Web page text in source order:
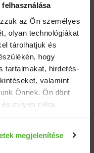
az Ön személyes
olyan technológiákat
tárolhatjuk és
hogy
tartalmakat, hirdetés-
valamint
Önnek. Ön dönt
milyen célra.
elhelyezkedéséről
megjelenítése